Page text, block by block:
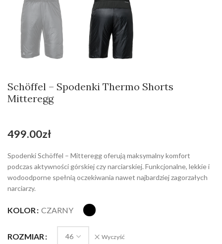
Schöffel – Spodenki Thermo Shorts
Mitteregg
499.00zł
Spodenki Schöffel – Mitteregg oferują maksymalny komfort
podczas aktywności górskiej czy narciarskiej. Funkcjonalne, lekkie i
wodoodporne spełnią oczekiwania nawet najbardziej zagorzałych
narciarzy.
KOLOR CZARNY
ROZMIAR Wyczyść